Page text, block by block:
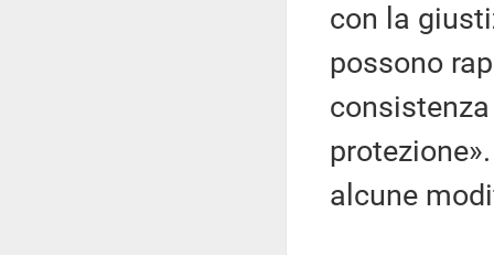
con la
possono
alcune